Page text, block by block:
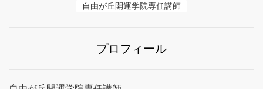
自由が丘開運学院専任講師
プロフィール